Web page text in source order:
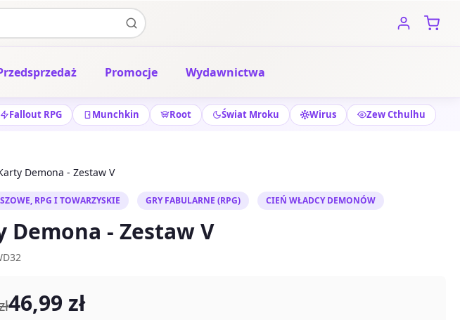
Promocje Wydawnictwa
Fallout RPG Munchkin Root Świat Mroku Wirus Zew Cthulhu
Demona - Zestaw V
RPG I TOWARZYSKIE GRY FABULARNE (RPG) CIEŃ WŁADCY DEMONÓW
Demona - Zestaw V
46,99 zł